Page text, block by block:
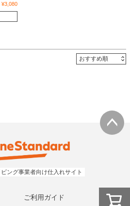
¥3,080
ご利用ガイド